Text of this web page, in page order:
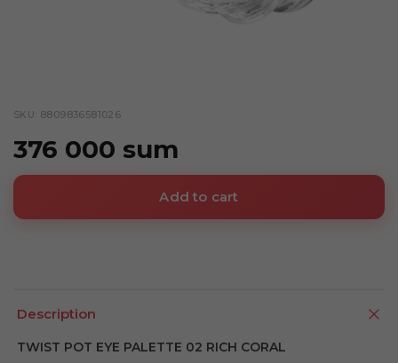
SKU: 8809836581026
376 000 sum
Add to cart
Description
TWIST POT EYE PALETTE 02 RICH CORAL